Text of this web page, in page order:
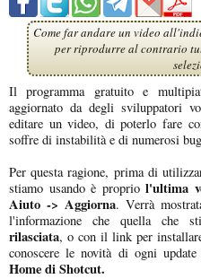
Come far andare un video
per riprodurre al contrario
Il programma gratuito e
aggiornato da degli sviluppatori
editare un video, di poterlo fare
soffre di instabilità e di numerosi
Per questa ragione, prima di
stiamo usando è propriol'ultima
Aiuto -> Aggiorna. Verrà
l'informazione che quella che
rilasciata, o con il link per
conoscere le novità di ogni update
Home di Shotcut.